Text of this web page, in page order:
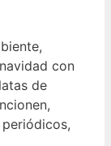
con
de